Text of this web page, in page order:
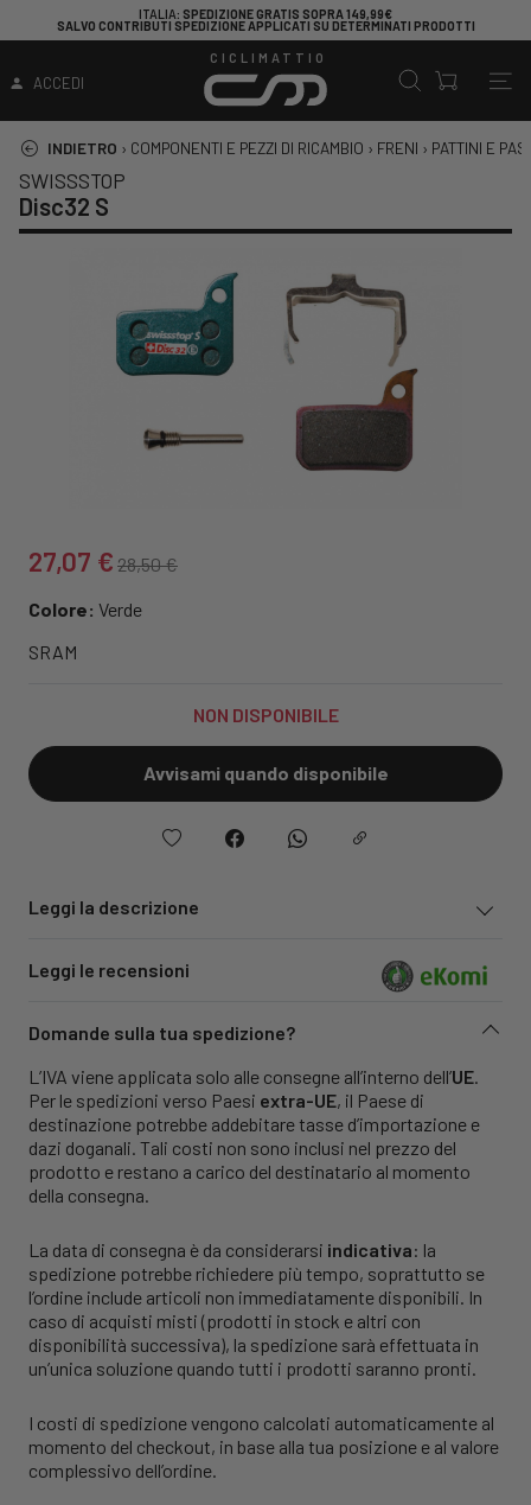
ITALIA: SPEDIZIONE GRATIS SOPRA 149,99€
SALVO CONTRIBUTI SPEDIZIONE APPLICATI SU DETERMINATI PRODOTTI
ACCEDI
CICLIMATTIO
INDIETRO › COMPONENTI E PEZZI DI RICAMBIO › FRENI › PATTINI E
SWISSSTOP
Disc32 S
27,07 € 28,50 €
Colore: Verde
SRAM
NON DISPONIBILE
Avvisami quando disponibile
Leggi la descrizione
Leggi le recensioni
Domande sulla tua spedizione?
L’IVA viene applicata solo alle consegne all’interno dell’UE
Per le spedizioni verso Paesi extra-UE, il Paese di
destinazione potrebbe addebitare tasse d’importazione e
dazi doganali. Tali costi non sono inclusi nel prezzo del
prodotto e restano a carico del destinatario al momento
della consegna.
La data di consegna è da considerarsi indicativa: la
spedizione potrebbe richiedere più tempo, soprattutto se
l’ordine include articoli non immediatamente disponibili. In
caso di acquisti misti (prodotti in stock e altri con
disponibilità successiva), la spedizione sarà effettuata in
un’unica soluzione quando tutti i prodotti saranno pronti.
I costi di spedizione vengono calcolati automaticamente al
momento del checkout, in base alla tua posizione e al valore
complessivo dell’ordine.